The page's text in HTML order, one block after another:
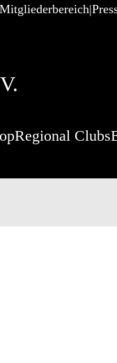
Mitgliederbereich
Regional Clubs